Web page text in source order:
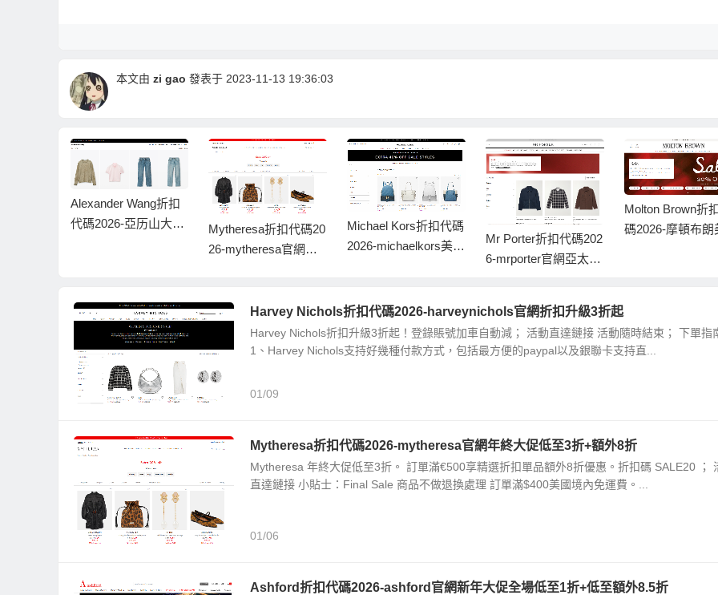
本文由 zi gao 發表于 2023-11-13 19:36:03
Alexander Wang折扣
代碼2026-亞历山大王
Mytheresa折扣代碼20
26-mytheresa官網季
Michael Kors折扣代碼
2026-michaelkors美國
Mr Porter折扣代碼202
6-mrporter官網亞太站
Molton Brown折
碼2026-摩頓布朗
Harvey Nichols折扣代碼2026-harveynichols官網折扣升級3折起
Harvey Nichols折扣升級3折起！登錄賬號加車自動減； 活動直達鏈接 活動隨時結束； 下單指
1、Harvey Nichols支持好幾種付款方式，包括最方便的paypal以及銀聯卡支持直...
01/09
Mytheresa折扣代碼2026-mytheresa官網年終大促低至3折+額外8折
Mytheresa 年終大促低至3折。 訂單滿€500享精選折扣單品額外8折優惠。折扣碼 SALE20 ；
直達鏈接 小貼士：Final Sale 商品不做退換處理 訂單滿$400美國境內免運費。...
01/06
Ashford折扣代碼2026-ashford官網新年大促全場低至1折+低至額外8.5折